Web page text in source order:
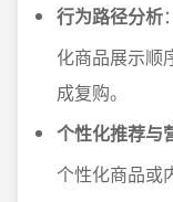
行为路径分析
化商品展示顺
成复购。
个性化推荐与
个性化商品或